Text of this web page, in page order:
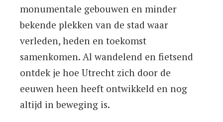
monumentale gebouwen en minder
bekende plekken van de stad waar
verleden, heden en toekomst
samenkomen. Al wandelend en fietsend
ontdek je hoe Utrecht zich door de
eeuwen heen heeft ontwikkeld en nog
altijd in beweging is.